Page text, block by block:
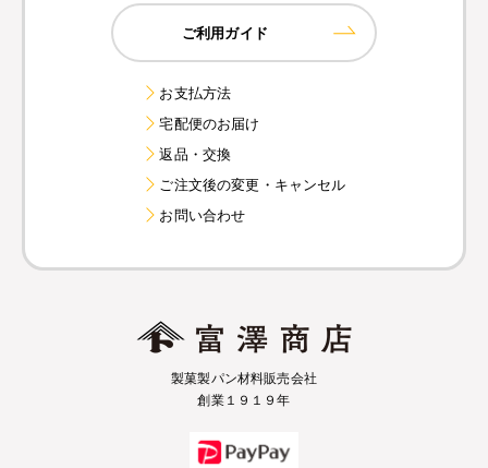
ご利用ガイド
お支払方法
宅配便のお届け
返品・交換
ご注文後の変更・キャンセル
お問い合わせ
製菓製パン材料販売会社
創業１９１９年